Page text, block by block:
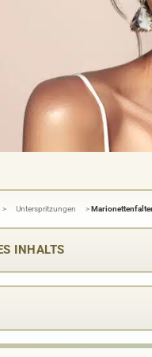
> Unterspritzungen >
INHALTS